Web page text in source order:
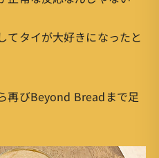
てタイが大好きになったと
再びBeyond Breadまで足